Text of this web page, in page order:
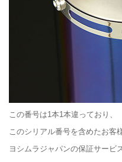
この番号は1本1本違っており、
このシリアル番号を含めたお客
ヨシムラジャパンの保証サービ